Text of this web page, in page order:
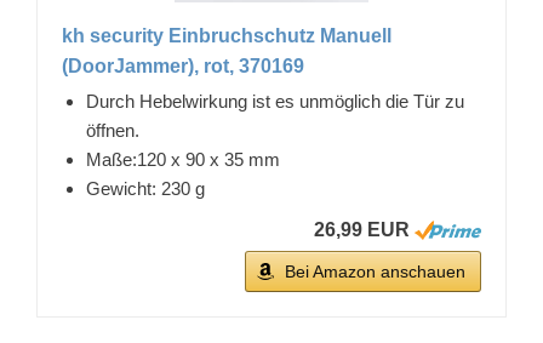
kh security Einbruchschutz Manuell
(DoorJammer), rot, 370169
Durch Hebelwirkung ist es unmöglich die Tür zu
öffnen.
Maße:120 x 90 x 35 mm
Gewicht: 230 g
26,99 EUR
Bei Amazon anschauen